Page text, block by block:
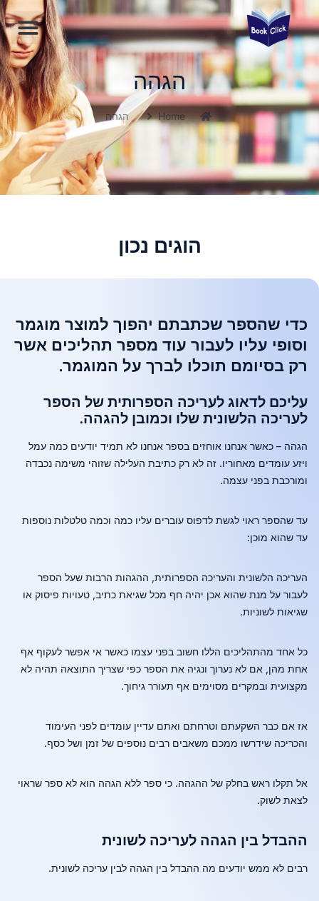
הגהה
Home הגהה
הוגים נכון
כדי שהספר שכתבתם יהפוך למוצר מוגמר
וסופי עליו לעבור עוד מספר תהליכים אשר
רק בסיומם תוכלו לברך על המוגמר.
עליכם לדאוג לעריכה הספרותית של הספר
לעריכה הלשונית שלו וכמובן להגהה.
הגהה – כאשר אנחנו אוחזים בספר אנחנו לא תמיד יודעים כמה עמל
ויזע עומדים מאחוריו. זה לא רק כתיבת העלילה שזוהי משימה נכבדה
ומורכבת בפני עצמה.
עד שהספר ראוי לגשת לדפוס עוברים עליו כמה וכמה טלטלות נוספות
עד שהוא מוכן:
העריכה הלשונית והעריכה הספרותית, ההגהות הרבות שעל הספר
לעבור על מנת שהוא אכן יהיה חף מכל שגיאת כתיב, טעויות פיסוק או
שגיאות לשוניות.
כל אחד מהתהליכים הללו חשוב בפני עצמו כאשר אי אפשר לעקוף אף
אחת מהן, אם לא נערוך ונגיה את הספר כפי שצריך התוצאה תהיה לא
מקצועית ובמקרים מסוימים אף תעורר גיחוך.
אז אם כבר השקעתם וטרחתם ואתם עדיין עומדים לפני העימוד
והכריכה שידרשו ממכם משאבים רבים נוספים של זמן ושל כסף.
אל תקלו ראש בחלק של ההגהה. כי ספר ללא הגהה הוא לא ספר שראוי
לצאת לשוק.
ההבדל בין הגהה לעריכה לשונית
רבים לא ממש יודעים מה ההבדל בין הגהה לבין עריכה לשונית.